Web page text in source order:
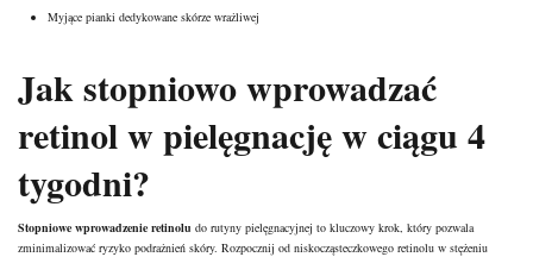
Myjące pianki dedykowane skórze wrażliwej
Jak stopniowo wprowadzać
retinol w pielęgnację w ciągu 4
tygodni?
Stopniowe wprowadzenie retinolu do rutyny pielęgnacyjnej to kluczowy krok, który pozwala
zminimalizować ryzyko podrażnień skóry. Rozpocznij od niskocząsteczkowego retinolu w stężeniu